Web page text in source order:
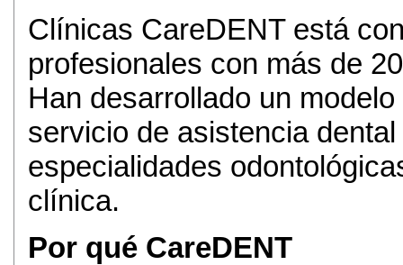
Clínicas CareDENT está
profesionales con más de
Han desarrollado un
servicio de asistencia
especialidades
clínica.
Por qué CareDENT